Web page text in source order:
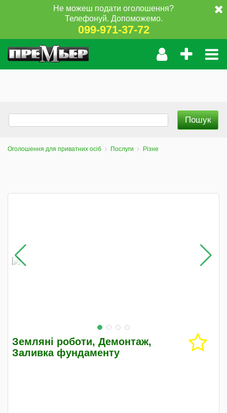
Не можеш подати оголошення?
Телефонуй. Допоможемо.
099-971-37-72
Оголошення для приватних осіб Послуги Різне
Земляні роботи, Демонтаж,
Заливка фундаменту